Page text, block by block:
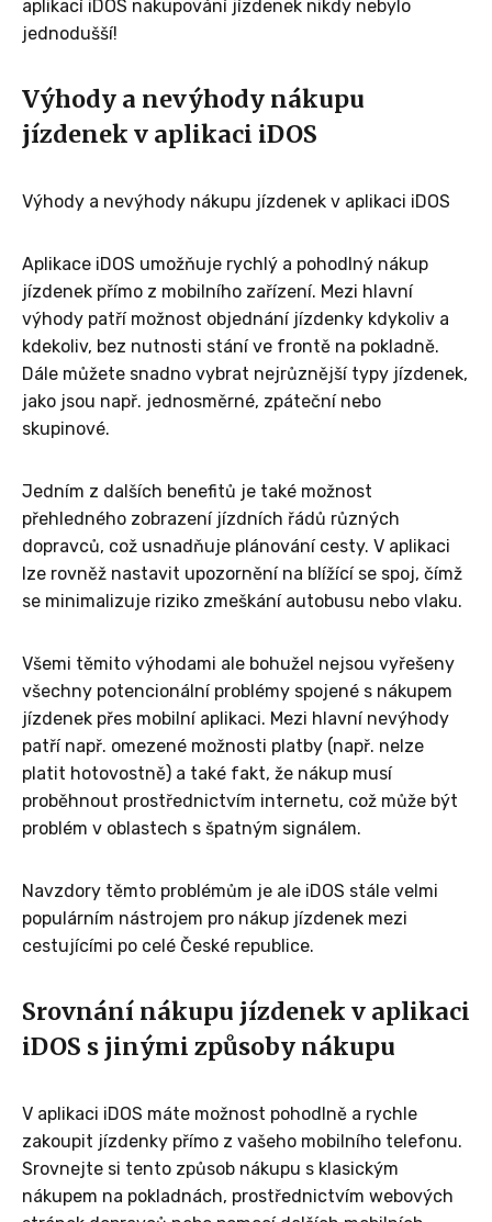
aplikací iDOS nakupování jízdenek nikdy nebylo
jednodušší!
Výhody a nevýhody nákupu
jízdenek v aplikaci iDOS
Výhody a nevýhody nákupu jízdenek v aplikaci iDOS
Aplikace iDOS umožňuje rychlý a pohodlný nákup
jízdenek přímo z mobilního zařízení. Mezi hlavní
výhody patří možnost objednání jízdenky kdykoliv a
kdekoliv, bez nutnosti stání ve frontě na pokladně.
Dále můžete snadno vybrat nejrůznější typy jízdenek,
jako jsou např. jednosměrné, zpáteční nebo
skupinové.
Jedním z dalších benefitů je také možnost
přehledného zobrazení jízdních řádů různých
dopravců, což usnadňuje plánování cesty. V aplikaci
lze rovněž nastavit upozornění na blížící se spoj, čímž
se minimalizuje riziko zmeškání autobusu nebo vlaku.
Všemi těmito výhodami ale bohužel nejsou vyřešeny
všechny potencionální problémy spojené s nákupem
jízdenek přes mobilní aplikaci. Mezi hlavní nevýhody
patří např. omezené možnosti platby (např. nelze
platit hotovostně) a také fakt, že nákup musí
proběhnout prostřednictvím internetu, což může být
problém v oblastech s špatným signálem.
Navzdory těmto problémům je ale iDOS stále velmi
populárním nástrojem pro nákup jízdenek mezi
cestujícími po celé České republice.
Srovnání nákupu jízdenek v aplikaci
iDOS s jinými způsoby nákupu
V aplikaci iDOS máte možnost pohodlně a rychle
zakoupit jízdenky přímo z vašeho mobilního telefonu.
Srovnejte si tento způsob nákupu s klasickým
nákupem na pokladnách, prostřednictvím webových